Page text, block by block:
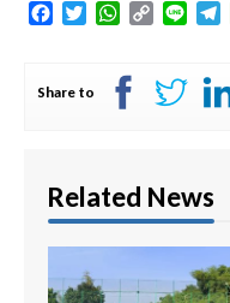
FacebookTwitterWhatsApp
Copy
Line
Share to
Related News